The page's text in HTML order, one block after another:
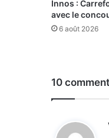
Innos :
avec le
6 août 2026
10